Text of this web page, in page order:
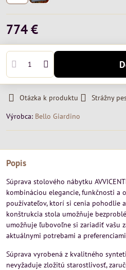
774 €
Otázka k produktu Strážny
Výrobca: Bello Giardino
Popis
Súprava stolového nábytku
kombináciou elegancie, funkčnosti a
používateľov, ktorí si cenia pohodlie
konštrukcia stola umožňuje
umožňuje ľubovoľne si zariadiť vašu
aktuálnymi potrebami a
Súprava vyrobená z kvalitného
nevyžaduje zložitú starostlivosť,